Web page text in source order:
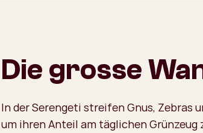
Die grosse
In der Serengeti streifen Gnus, Zebras
um ihren Anteil am täglichen Grünzeug